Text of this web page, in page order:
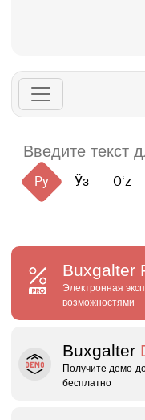
Ру Ўз Oʻz
Buxgalter
Электронная
возможностями
Buxgalter
Получите
бесплатно